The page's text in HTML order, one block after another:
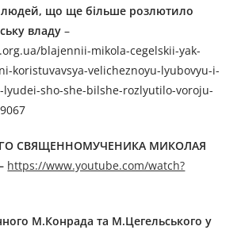
що ще більше розлютило
владу –
blajennii-mikola-cegelskii-yak-
koristuvavsya-velicheznoyu-lyubovyu-i-
lyudei-sho-she-bilshe-rozlyutilo-voroju-
СВЯЩЕННОМУЧЕНИКА МИКОЛАЯ
https://www.youtube.com/watch?
М.Конрада та М.Цегельського у